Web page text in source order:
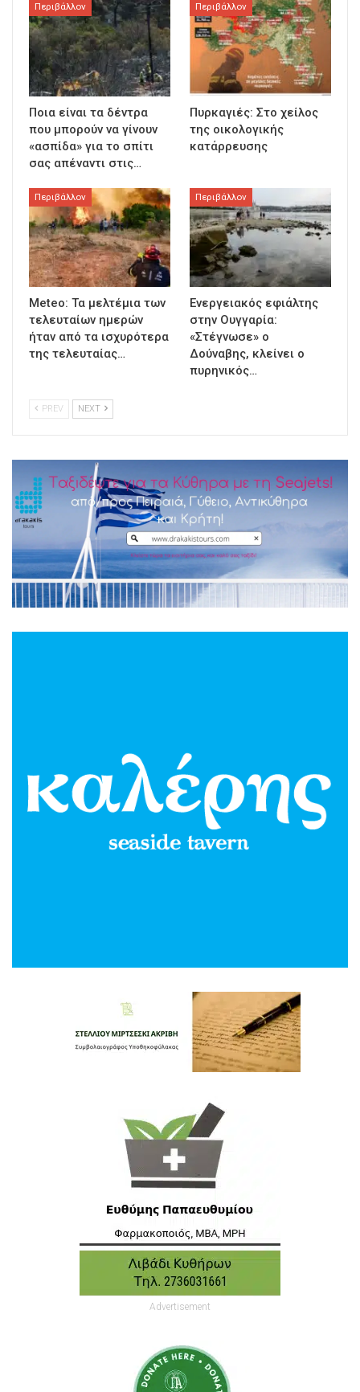
Περιβάλλον
Ποια είναι τα δέντρα
που μπορούν να γίνουν
«ασπίδα» για το σπίτι
σας απέναντι στις…
Περιβάλλον
Πυρκαγιές: Στο χείλος
της οικολογικής
κατάρρευσης
Περιβάλλον
Meteo: Τα μελτέμια των
τελευταίων ημερών
ήταν από τα ισχυρότερα
της τελευταίας…
Περιβάλλον
Ενεργειακός εφιάλτης
στην Ουγγαρία:
«Στέγνωσε» ο
Δούναβης, κλείνει ο
πυρηνικός…
PREV NEXT
Advertisement